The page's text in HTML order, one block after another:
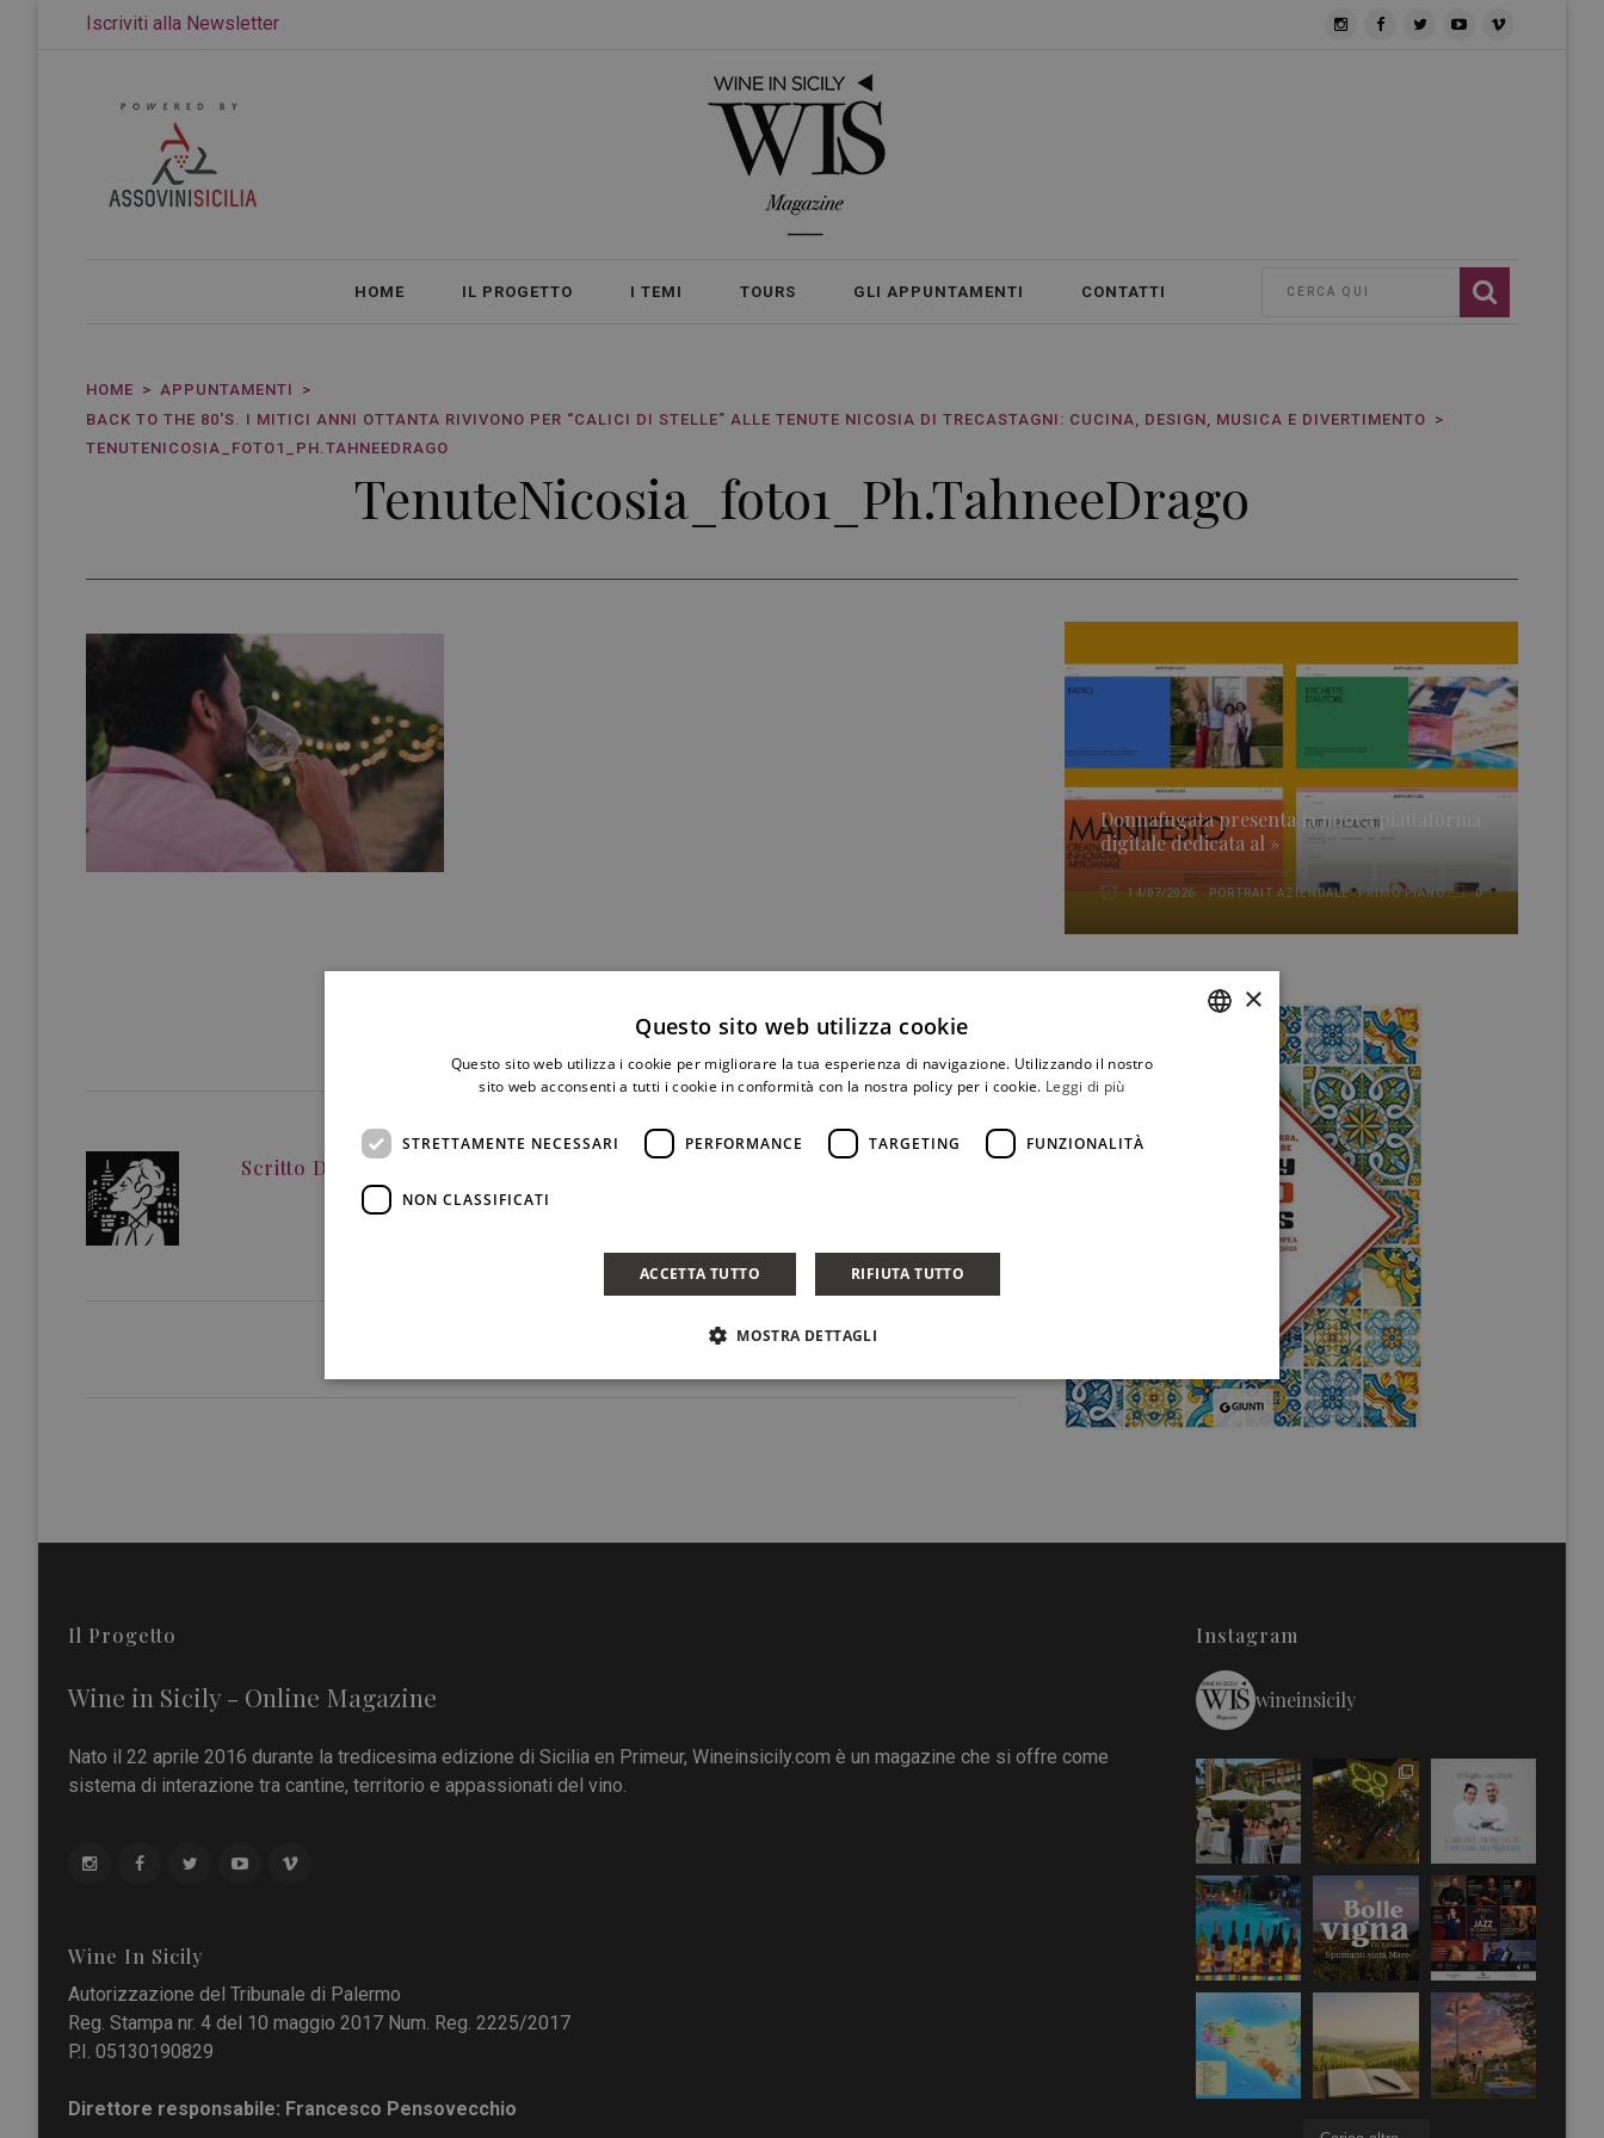
Iscriviti alla Newsletter
HOME IL PROGETTO I TEMI TOURS GLI APPUNTAMENTI CONTATTI
HOME
APPUNTAMENTI
BACK TO THE 80'S. I MITICI ANNI OTTANTA RIVIVONO PER “CALICI DI STELLE” ALLE TENUTE NICOSIA DI TRECASTAGNI: CUCINA, DESIGN, MUSICA E DIVERTIMENTO
TENUTENICOSIA_FOTO1_PH.TAHNEEDRAGO
TenuteNicosia_foto1_Ph.TahneeDrago
Condividi Post
Scritto Da
Donnafugata presenta la nuova piattaforma
digitale dedicata al »
14/07/2026 PORTRAIT AZIENDALE,PRIMO PIANO 0
Il Progetto
Wine in Sicily - Online Magazine
Nato il 22 aprile 2016 durante la tredicesima edizione di Sicilia en Primeur, Wineinsicily.com è un magazine che si offre come
sistema di interazione tra cantine, territorio e appassionati del vino.
Wine In Sicily
Autorizzazione del Tribunale di Palermo
Reg. Stampa nr. 4 del 10 maggio 2017 Num. Reg. 2225/2017
P.I. 05130190829
Direttore responsabile: Francesco Pensovecchio
Instagram
wineinsicily
×
Questo sito web utilizza cookie
Questo sito web utilizza i cookie per migliorare la tua esperienza di navigazione. Utilizzando il nostro
sito web acconsenti a tutti i cookie in conformità con la nostra policy per i cookie. Leggi di più
STRETTAMENTE NECESSARI PERFORMANCE TARGETING FUNZIONALITÀ
NON CLASSIFICATI
ACCETTA TUTTO RIFIUTA TUTTO
MOSTRA DETTAGLI